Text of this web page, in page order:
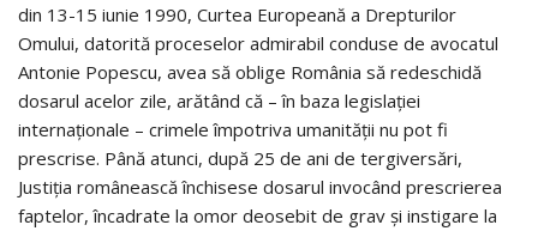
din 13-15 iunie 1990, Curtea Europeană a Drepturilor
Omului, datorită proceselor admirabil conduse de avocatul
Antonie Popescu, avea să oblige România să redeschidă
dosarul acelor zile, arătând că – în baza legislației
internaționale – crimele împotriva umanității nu pot fi
prescrise. Până atunci, după 25 de ani de tergiversări,
Justiția românească închisese dosarul invocând prescrierea
faptelor, încadrate la omor deosebit de grav și instigare la